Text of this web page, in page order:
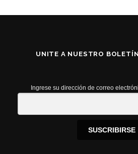
UNITE A NUESTRO
Ingrese su dirección de correo
SUSCRIBIRSE